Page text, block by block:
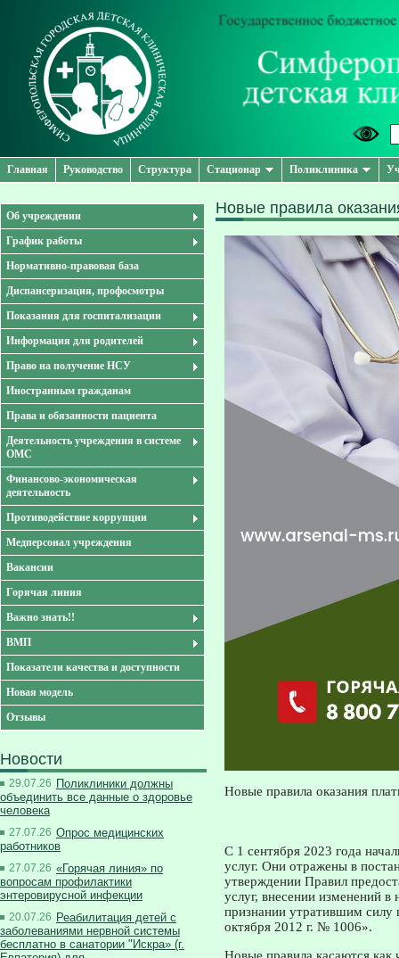
Главная Руководство Структура Стационар Поликлиника
Об учреждении
График работы
Нормативно-правовая база
Диспансеризация, профосмотры
Показания для госпитализации
Информация для родителей
Право на получение НСУ
Иностранным гражданам
Права и обязанности пациента
Деятельность учреждения в системе
ОМС
Финансово-экономическая
деятельность
Противодействие коррупции
Медперсонал учреждения
Вакансии
Горячая линия
Важно знать!!
ВМП
Показатели качества и доступности
Новая модель
Отзывы
Новости
29.07.26 Поликлиники должны
объединить все данные о здоровье
человека
27.07.26 Опрос медицинских
работников
27.07.26 «Горячая линия» по
вопросам профилактики
энтеровирусной инфекции
20.07.26 Реабилитация детей с
заболеваниями нервной системы
бесплатно в санатории "Искра» (г.
Новые правила
Новые правила оказания
С 1 сентября 2023 года
услуг. Они отражены в
утверждении Правил
услуг, внесении изменений
признании утратившим силу
октября 2012 г. № 1006».